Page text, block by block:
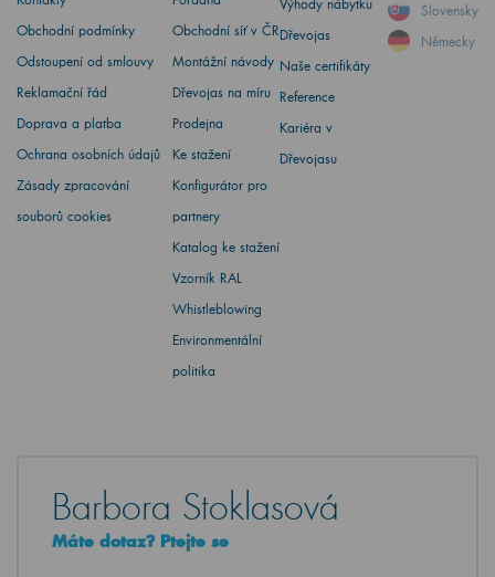
Obchodní podmínky
Odstoupení od smlouvy
Reklamační řád
Doprava a platba
Ochrana osobních údajů
Zásady zpracování
souborů cookies
Obchodní síť v ČR
Montážní návody
Dřevojas na míru
Prodejna
Ke stažení
Konfigurátor pro
partnery
Katalog ke stažení
Vzorník RAL
Whistleblowing
Environmentální
politika
Výhody nábytku
Dřevojas
Naše certifikáty
Reference
Kariéra v
Dřevojasu
Slovensky
Německy
Barbora Stoklasová
Máte dotaz? Ptejte se